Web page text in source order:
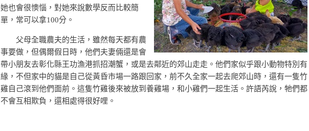
她也會很懊惱，對她來說數學反而比較簡
單，常可以拿100分。
父母全職農夫的生活，雖然每天都有農
事要做，但偶爾假日時，他們夫妻倆還是會
帶小朋友去彰化縣王功漁港抓招潮蟹，或是去鄰近的郊山走走。他們家似乎跟小動物特別有
緣，不但家中的貓是自己從黃昏市場一路跟回家，前不久全家一起去爬郊山時，還有一隻竹
雞自己滾到他們面前。這隻竹雞後來被放到養雞場，和小雞們一起生活。許語芮說，牠們都
不會互相欺負，還相處得很好哩。